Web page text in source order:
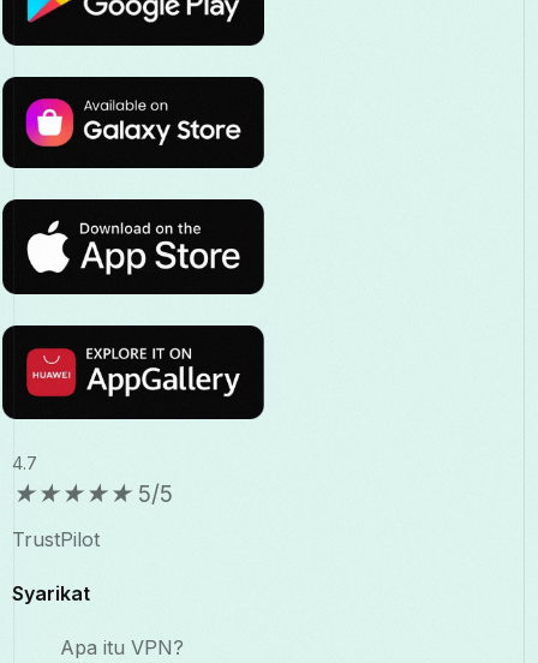
4.7
★★★★★ 5/5
TrustPilot
Syarikat
Apa itu VPN?